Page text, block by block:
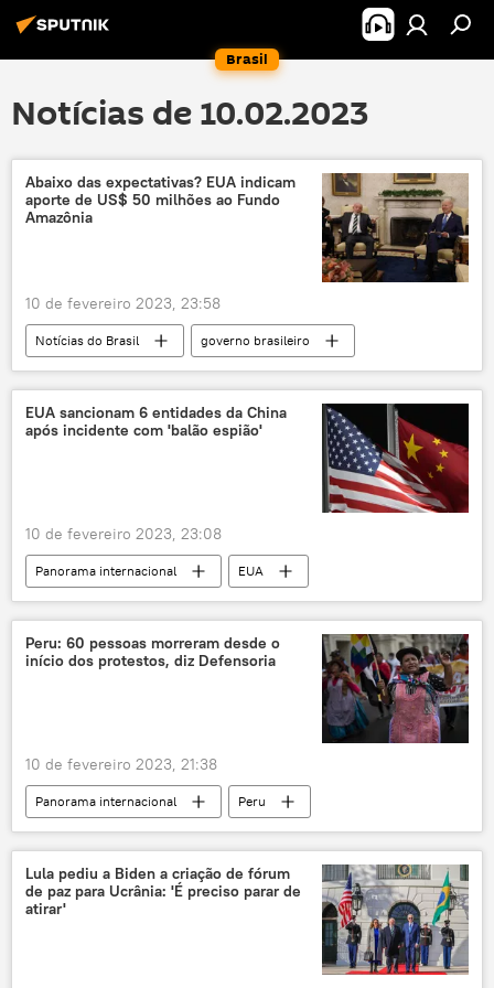
Brasil
Notícias de 10.02.2023
Abaixo das expectativas? EUA indicam
aporte de US$ 50 milhões ao Fundo
Amazônia
10 de fevereiro 2023, 23:58
Notícias do Brasil
governo brasileiro
Brasil
Fundo Amazônia
Américas
América do Sul
Luiz Inácio Lula da Silva
Joe Biden
Amazônia
EUA sancionam 6 entidades da China
após incidente com 'balão espião'
10 de fevereiro 2023, 23:08
Panorama internacional
EUA
Departamento de Estado dos EUA
Américas
América do Norte
lista negra
China
guerra de sanções
sanções
Peru: 60 pessoas morreram desde o
início dos protestos, diz Defensoria
10 de fevereiro 2023, 21:38
Panorama internacional
Peru
América do Sul
Américas
América Latina
Dina Boluarte
defensoria
protestos repressão
Lula pediu a Biden a criação de fórum
de paz para Ucrânia: 'É preciso parar de
atirar'